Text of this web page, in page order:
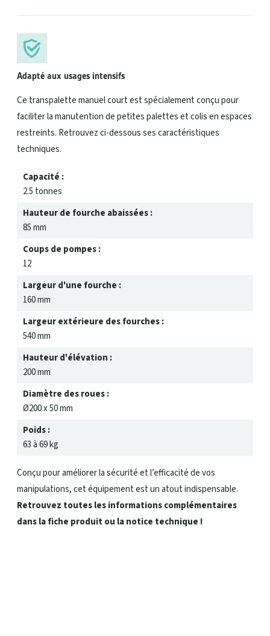
Adapté aux usages intensifs
Ce transpalette manuel court est spécialement conçu pour
faciliter la manutention de petites palettes et colis en espaces
restreints. Retrouvez ci-dessous ses caractéristiques
techniques.
Capacité :
2.5 tonnes
Hauteur de fourche abaissées :
85 mm
Coups de pompes :
12
Largeur d'une fourche :
160 mm
Largeur extérieure des fourches :
540 mm
Hauteur d'élévation :
200 mm
Diamètre des roues :
Ø200 x 50 mm
Poids :
63 à 69 kg
Conçu pour améliorer la sécurité et l’efficacité de vos
manipulations, cet équipement est un atout indispensable.
Retrouvez toutes les informations complémentaires
dans la fiche produit ou la notice technique !